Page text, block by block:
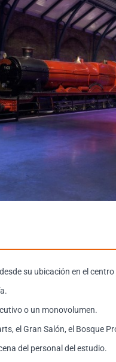
su ubicación en el
o un monovolumen.
el Gran Salón, el Bosque
del personal del estudio.